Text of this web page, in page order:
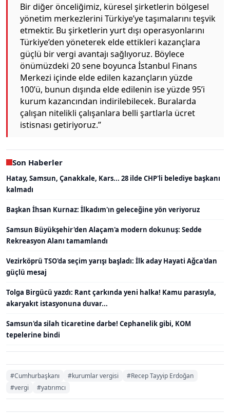
Bir diğer önceliğimiz, küresel şirketlerin bölgesel
yönetim merkezlerini Türkiye’ye taşımalarını teşvik
etmektir. Bu şirketlerin yurt dışı operasyonlarını
Türkiye’den yöneterek elde ettikleri kazançlara
güçlü bir vergi avantajı sağlıyoruz. Böylece
önümüzdeki 20 sene boyunca İstanbul Finans
Merkezi içinde elde edilen kazançların yüzde
100’ü, bunun dışında elde edilenin ise yüzde 95’i
kurum kazancından indirilebilecek. Buralarda
çalışan nitelikli çalışanlara belli şartlarla ücret
istisnası getiriyoruz.”
Son Haberler
Hatay, Samsun, Çanakkale, Kars... 28 ilde CHP'li belediye başkanı
kalmadı
Başkan İhsan Kurnaz: İlkadım'ın geleceğine yön veriyoruz
Samsun Büyükşehir'den Alaçam'a modern dokunuş: Sedde
Rekreasyon Alanı tamamlandı
Vezirköprü TSO'da seçim yarışı başladı: İlk aday Hayati Ağca'dan
güçlü mesaj
Tolga Birgücü yazdı: Rant çarkında yeni halka! Kamu parasıyla,
akaryakıt istasyonuna duvar...
Samsun'da silah ticaretine darbe! Cephanelik gibi, KOM
tepelerine bindi
#Cumhurbaşkanı #kurumlar vergisi
#Recep Tayyip Erdoğan
#vergi
#yatırımcı